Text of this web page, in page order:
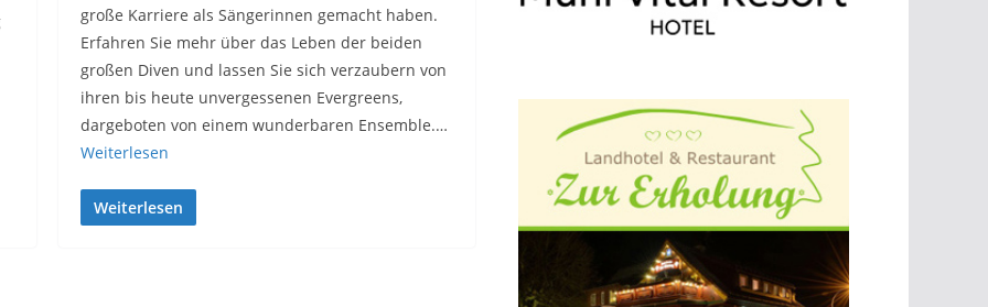
große Karriere als Sängerinnen gemacht haben.
Erfahren Sie mehr über das Leben der beiden
großen Diven und lassen Sie sich verzaubern von
ihren bis heute unvergessenen Evergreens,
dargeboten von einem wunderbaren Ensemble.…
Weiterlesen
Weiterlesen